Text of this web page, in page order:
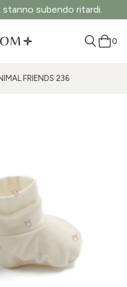
stanno subendo ritardi.
0
FRIENDS 236